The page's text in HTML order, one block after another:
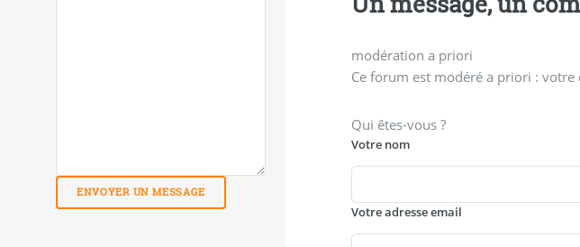
modération a priori
Ce forum est modéré a priori : votre
Qui êtes-vous ?
Votre nom
Votre adresse email